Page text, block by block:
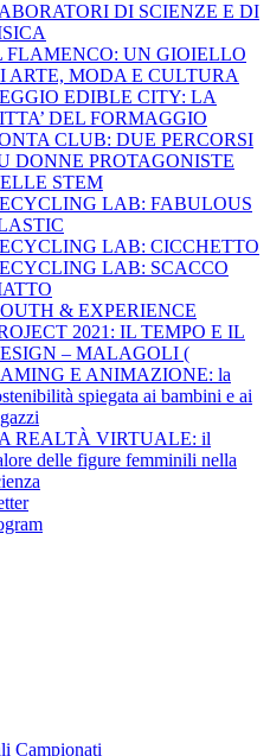
DI SCIENZE E DI
FLAMENCO: UN GIOIELLO
ARTE, MODA E CULTURA
EDIBLE CITY: LA
DEL FORMAGGIO
CLUB: DUE PERCORSI
DONNE PROTAGONISTE
STEM
LAB: FABULOUS
LAB: CICCHETTO
LAB: SCACCO
& EXPERIENCE
2021: IL TEMPO E IL
– MALAGOLI (
E ANIMAZIONE: la
spiegata ai bambini e ai
REALTÀ VIRTUALE: il
delle figure femminili nella
Campionati